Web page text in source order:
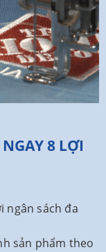
8 LỢI
ngân sách đa
sản phẩm theo